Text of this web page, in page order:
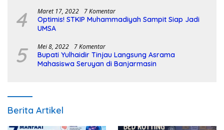
4 Maret 17, 2022 7 Komentar
Optimis! STKIP Muhammadiyah Sampit Siap Jadi
UMSA
5 Mei 8, 2022 7 Komentar
Bupati Yulhaidir Tinjau Langsung Asrama
Mahasiswa Seruyan di Banjarmasin
Berita Artikel